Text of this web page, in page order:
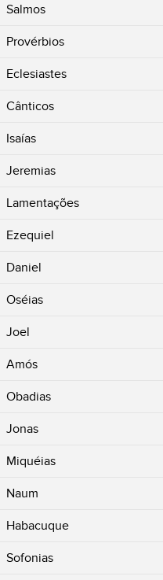
Salmos
Provérbios
Eclesiastes
Cânticos
Isaías
Jeremias
Lamentações
Ezequiel
Daniel
Oséias
Joel
Amós
Obadias
Jonas
Miquéias
Naum
Habacuque
Sofonias